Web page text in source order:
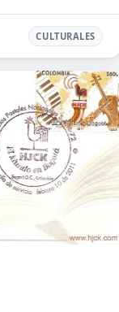
CULTURALES